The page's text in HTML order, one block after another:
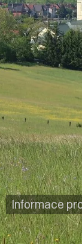
Informace